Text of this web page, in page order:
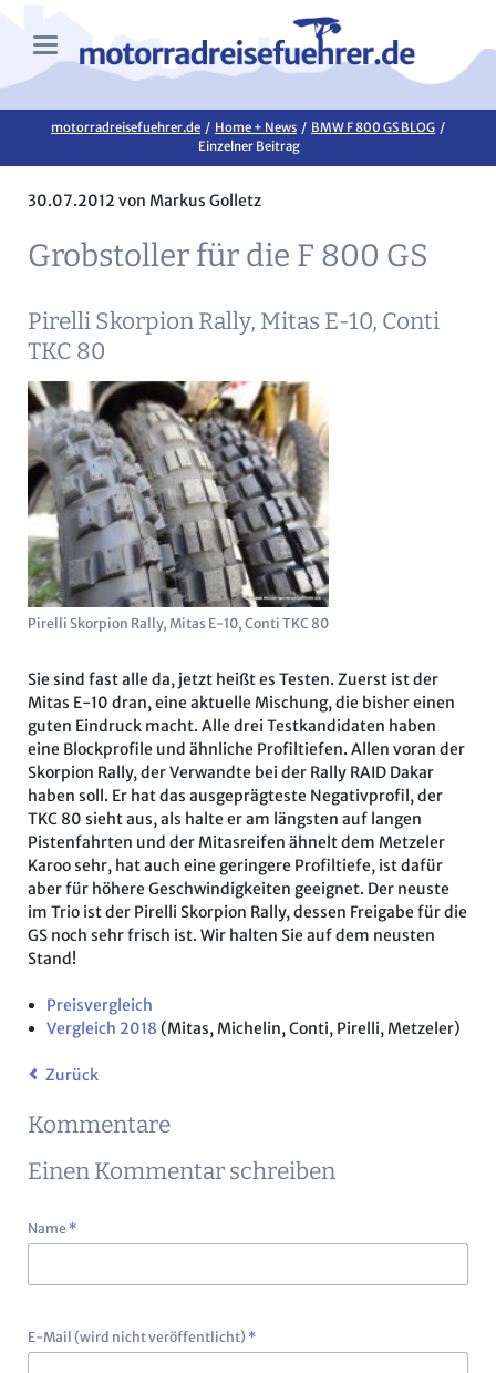
motorradreisefuehrer.de Home + News
BMW F 800 GS BLOG
Einzelner Beitrag
30.07.2012 von Markus Golletz
Grobstoller für die F 800 GS
Pirelli Skorpion Rally, Mitas E-10, Conti
TKC 80
Pirelli Skorpion Rally, Mitas E-10, Conti TKC 80
Sie sind fast alle da, jetzt heißt es Testen. Zuerst ist der
Mitas E-10 dran, eine aktuelle Mischung, die bisher einen
guten Eindruck macht. Alle drei Testkandidaten haben
eine Blockprofile und ähnliche Profiltiefen. Allen voran der
Skorpion Rally, der Verwandte bei der Rally RAID Dakar
haben soll. Er hat das ausgeprägteste Negativprofil, der
TKC 80 sieht aus, als halte er am längsten auf langen
Pistenfahrten und der Mitasreifen ähnelt dem Metzeler
Karoo sehr, hat auch eine geringere Profiltiefe, ist dafür
aber für höhere Geschwindigkeiten geeignet. Der neuste
im Trio ist der Pirelli Skorpion Rally, dessen Freigabe für die
GS noch sehr frisch ist. Wir halten Sie auf dem neusten
Stand!
Preisvergleich
Vergleich 2018 (Mitas, Michelin, Conti, Pirelli, Metzeler)
Zurück
Kommentare
Einen Kommentar schreiben
Pflichtfeld
Name *
Pflichtfeld
E-Mail (wird nicht veröffentlicht) *